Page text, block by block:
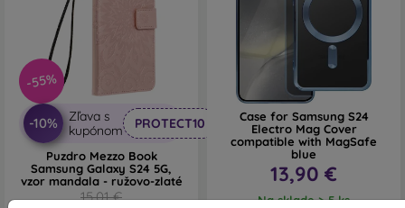
-55%
-10%
Zľava s
kupónom
PROTECT10
Puzdro Mezzo Book
Samsung Galaxy S24 5G,
vzor mandala - ružovo-zlaté
15,01 €
Case for Samsung S24
Electro Mag Cover
compatible with MagSafe
blue
13,90 €
Na sklade > 5 ks